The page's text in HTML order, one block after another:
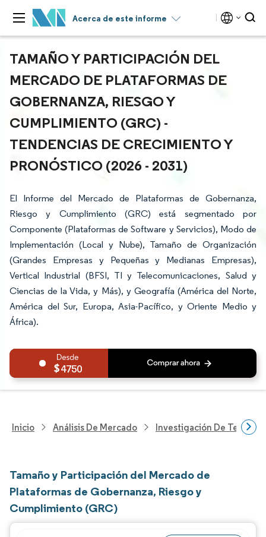
Acerca de este informe
TAMAÑO Y PARTICIPACIÓN DEL
MERCADO DE PLATAFORMAS DE
GOBERNANZA, RIESGO Y
CUMPLIMIENTO (GRC) -
TENDENCIAS DE CRECIMIENTO Y
PRONÓSTICO (2026 - 2031)
El Informe del Mercado de Plataformas de Gobernanza,
Riesgo y Cumplimiento (GRC) está segmentado por
Componente (Plataformas de Software y Servicios), Modo de
Implementación (Local y Nube), Tamaño de Organización
(Grandes Empresas y Pequeñas y Medianas Empresas),
Vertical Industrial (BFSI, TI y Telecomunicaciones, Salud y
Ciencias de la Vida, y Más), y Geografía (América del Norte,
América del Sur, Europa, Asia-Pacífico, y Oriente Medio y
África).
4750
Inicio Análisis De Mercado Investigación De
Tamaño y Participación del Mercado de
Plataformas de Gobernanza, Riesgo y
Cumplimiento (GRC)